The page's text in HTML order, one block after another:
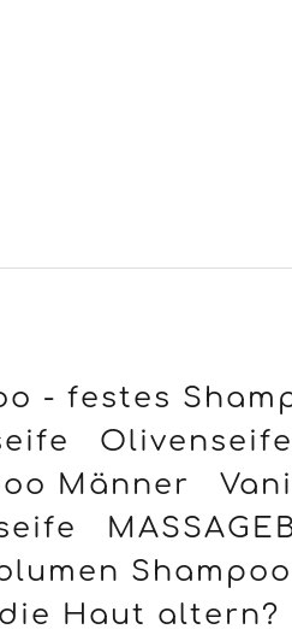
- festes
Olivenseife
Männer
Shampoo
Haut altern?